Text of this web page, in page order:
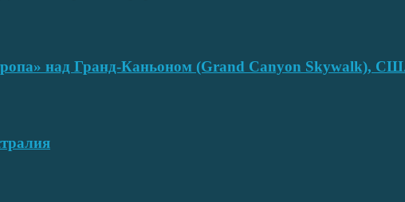
над Гранд-Каньоном (Grand Canyon Skywalk),